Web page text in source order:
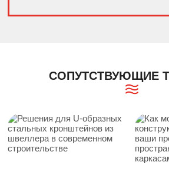
СОПУТСТВУЮЩИЕ